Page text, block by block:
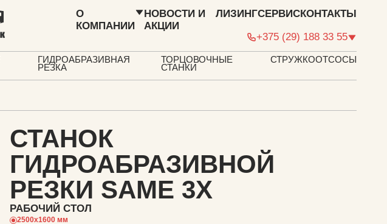
О
КОМПАНИИ
НОВОСТИ И
АКЦИИ
ЛИЗИНГСЕРВИСКОНТАКТЫ
+375 (29) 188 33 55
ГИДРОАБРАЗИВНАЯ
РЕЗКА
ТОРЦОВОЧНЫЕ
СТАНКИ
СТРУЖКООТСОСЫ
СТАНОК
ГИДРОАБРАЗИВНОЙ
РЕЗКИ SAME 3X
РАБОЧИЙ СТОЛ
2500х1600 мм